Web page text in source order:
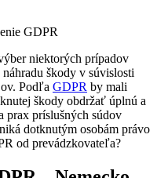
niektorých prípadov
škody v súvislosti
Podľa GDPR by mali
škody obdržať úplnú a
prax príslušných súdov
dotknutým osobám právo
od prevádzkovateľa?